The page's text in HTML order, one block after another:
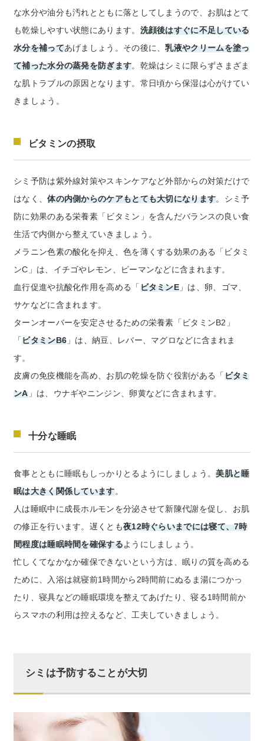
な水分や油分も汚れとともに落としてしまうので、お肌はとて
も乾燥しやすい状態にあります。 洗顔後はすぐに不足している
水分を補ってあげましょう。その後に、乳液やクリームを塗っ
て補った水分の蒸発を防ぎます。乾燥はシミに限らずさまざま
な肌トラブルの原因となります。常日頃から保湿は心がけてい
きましょう。
ビタミンの摂取
シミ予防は紫外線対策やスキンケアなど外部からの対策だけで
はなく、体の内側からのケアもとても大切になります。シミ予
防に効果のある栄養素「ビタミン」を含んだバランスの良い食
生活で内側から整えていきましょう。
メラニン色素の酸化を抑え、色を薄くする効果のある「ビタミ
ンC」は、イチゴやレモン、ピーマンなどに含まれます。
血行促進や抗酸化作用を高める「ビタミンE 」は、卵、ゴマ、
サケなどに含まれます。
ターンオーバーを安定させるための栄養素「ビタミンB2」
「ビタミンB6 」は、納豆、レバー、マグロなどに含まれま
す。
皮膚の免疫機能を高め、お肌の乾燥を防ぐ役割がある「ビタミ
ンA」は、ウナギやニンジン、卵黄などに含まれます。
十分な睡眠
食事とともに睡眠もしっかりとるようにしましょう。美肌と睡
眠は大きく関係しています。
人は睡眠中に成長ホルモンを分泌させて新陳代謝を促し、お肌
の修正を行います。遅くとも夜12時ぐらいまでには寝て、7時
間程度は睡眠時間を確保するようにしましょう。
忙しくてなかなか確保できないという方は、眠りの質を高める
ために、入浴は就寝前1時間から2時間前にぬるま湯につかっ
たり、寝具などの睡眠環境を整えてあげたり、寝る1時間前か
らスマホの利用は控えるなど、工夫していきましょう。
シミは予防することが大切